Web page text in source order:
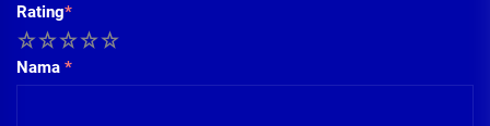
Rating*
5
4
3
2
Nama *